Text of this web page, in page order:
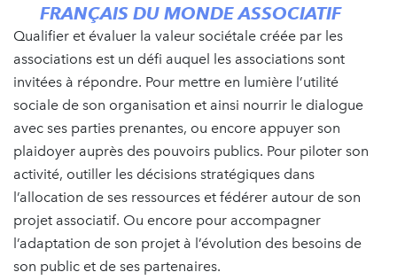
FRANÇAIS DU MONDE ASSOCIATIF
Qualifier et évaluer la valeur sociétale créée par les
associations est un défi auquel les associations sont
invitées à répondre. Pour mettre en lumière l’utilité
sociale de son organisation et ainsi nourrir le dialogue
avec ses parties prenantes, ou encore appuyer son
plaidoyer auprès des pouvoirs publics. Pour piloter son
activité, outiller les décisions stratégiques dans
l’allocation de ses ressources et fédérer autour de son
projet associatif. Ou encore pour accompagner
l’adaptation de son projet à l’évolution des besoins de
son public et de ses partenaires.